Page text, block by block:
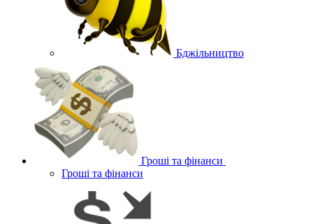
Бджільництво
Гроші та фінанси
Гроші та фінанси